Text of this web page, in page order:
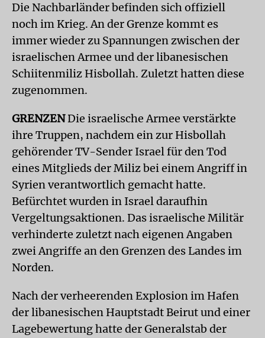
Die Nachbarländer befinden sich offiziell
noch im Krieg. An der Grenze kommt es
immer wieder zu Spannungen zwischen der
israelischen Armee und der libanesischen
Schiitenmiliz Hisbollah. Zuletzt hatten diese
zugenommen.
GRENZENDie israelische Armee verstärkte
ihre Truppen, nachdem ein zur Hisbollah
gehörender TV-Sender Israel für den Tod
eines Mitglieds der Miliz bei einem Angriff in
Syrien verantwortlich gemacht hatte.
Befürchtet wurden in Israel daraufhin
Vergeltungsaktionen. Das israelische Militär
verhinderte zuletzt nach eigenen Angaben
zwei Angriffe an den Grenzen des Landes im
Norden.
Nach der verheerenden Explosion im Hafen
der libanesischen Hauptstadt Beirut und einer
Lagebewertung hatte der Generalstab der